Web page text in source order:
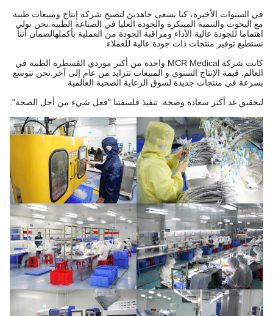
في السنوات الأخيرة، كنا نسعى جاهدين لتصبح شركة إنتاج ومبيعات طبية
مع البحوث والتنمية المبتكرة والجودة العليا في الصناعة الطبية.نحن نولي
اهتماما للجودة عالية الأداء ومراقبة الجودة من العملية بأكملهالضمان أننا
نستطيع توفير منتجات ذات جودة عالية للعملاء.
كانت شركة MCR Medical واحدة من أكبر موردي القسطرة الطبية في
العالم. قيمة الإنتاج السنوي و المبيعات تتزايد من عام إلى آخر.نحن نتوسع
بسرعة في منتجات جديدة لسوق الرعاية الصحية العالمية.
لتحقيق غد أكثر سعادة وصحة. تنفيذ فلسفتنا "فعل شيء من أجل الصحة".